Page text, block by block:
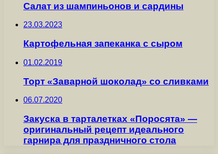
Салат из шампиньонов и сардины
23.03.2023
Картофельная запеканка с сыром
01.02.2019
Торт «Заварной шоколад» со сливками
06.07.2020
Закуска в тарталетках «Поросята» —
оригинальный рецепт идеального
гарнира для праздничного стола